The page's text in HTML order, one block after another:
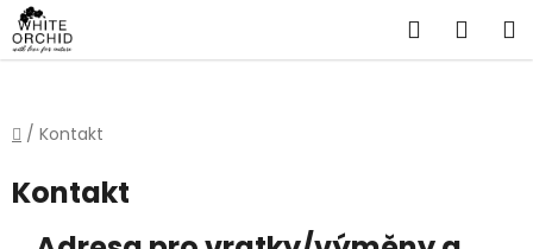
Přejít
na
obsah
Hledat
Domů
/ Kontakt
Kontakt